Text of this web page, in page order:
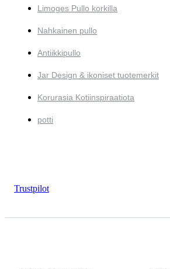
Limoges Pullo korkilla
Nahkainen pullo
Antiikkipullo
Jar Design & ikoniset tuotemerkit
Korurasia Kotiinspiraatiota
potti
Trustpilot